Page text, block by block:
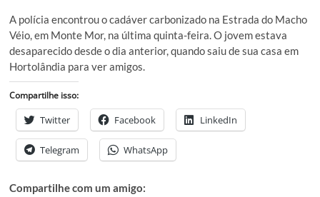
A polícia encontrou o cadáver carbonizado na Estrada do Macho
Véio, em Monte Mor, na última quinta-feira. O jovem estava
desaparecido desde o dia anterior, quando saiu de sua casa em
Hortolândia para ver amigos.
Compartilhe isso:
Twitter Facebook LinkedIn
Telegram WhatsApp
Compartilhe com um amigo: